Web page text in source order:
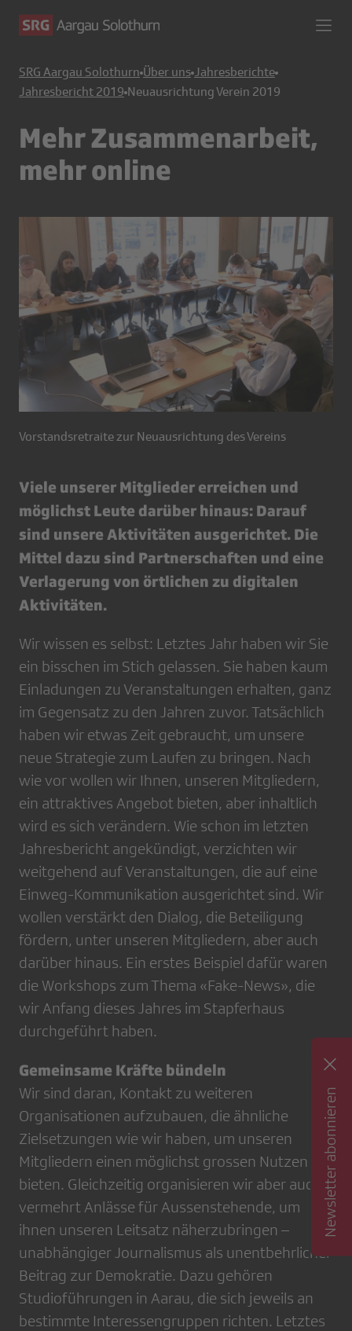
SRG Aargau Solothurn Über uns Jahresberichte
Jahresbericht 2019 Neuausrichtung Verein 2019
Mehr Zusammenarbeit,
mehr online
Vorstandsretraite zur Neuausrichtung des Vereins
Viele unserer Mitglieder erreichen und
möglichst Leute darüber hinaus: Darauf
sind unsere Aktivitäten ausgerichtet. Die
Mittel dazu sind Partnerschaften und eine
Verlagerung von örtlichen zu digitalen
Aktivitäten.
Wir wissen es selbst: Letztes Jahr haben wir Sie
ein bisschen im Stich gelassen. Sie haben kaum
Einladungen zu Veranstaltungen erhalten, ganz
im Gegensatz zu den Jahren zuvor. Tatsächlich
haben wir etwas Zeit gebraucht, um unsere
neue Strategie zum Laufen zu bringen. Nach
wie vor wollen wir Ihnen, unseren Mitgliedern,
ein attraktives Angebot bieten, aber inhaltlich
wird es sich verändern. Wie schon im letzten
Jahresbericht angekündigt, verzichten wir
weitgehend auf Veranstaltungen, die auf eine
Einweg-Kommunikation ausgerichtet sind. Wir
wollen verstärkt den Dialog, die Beteiligung
fördern, unter unseren Mitgliedern, aber auch
darüber hinaus. Ein erstes Beispiel dafür waren
die Workshops zum Thema «Fake-News», die
wir Anfang dieses Jahres im Stapferhaus
durchgeführt haben.
Gemeinsame Kräfte bündeln
Wir sind daran, Kontakt zu weiteren
Organisationen aufzubauen, die ähnliche
Zielsetzungen wie wir haben, um unseren
Mitgliedern einen möglichst grossen Nutzen zu
bieten. Gleichzeitig organisieren wir aber auch
vermehrt Anlässe für Aussenstehende, um
ihnen unseren Leitsatz näherzubringen –
unabhängiger Journalismus als unentbehrlicher
Beitrag zur Demokratie. Dazu gehören
Studioführungen in Aarau, die sich jeweils an
bestimmte Interessengruppen richten. Letztes
Newsletter abonnieren